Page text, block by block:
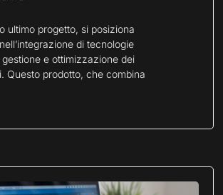
ultimo progetto, si posiziona
di tecnologie
e ottimizzazione dei
Questo prodotto, che combina